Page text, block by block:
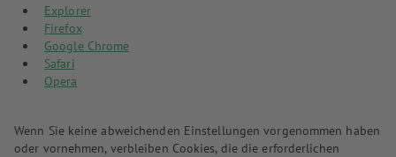
Explorer
Firefox
Google Chrome
Safari
Opera
Wenn Sie keine abweichenden Einstellungen vorgenommen haben
oder vornehmen, verbleiben Cookies, die die erforderlichen